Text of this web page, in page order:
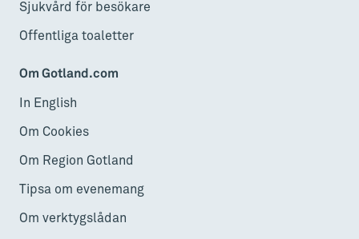
Sjukvård för besökare
Offentliga toaletter
Om Gotland.com
In English
Om Cookies
Om Region Gotland
Tipsa om evenemang
Om verktygslådan